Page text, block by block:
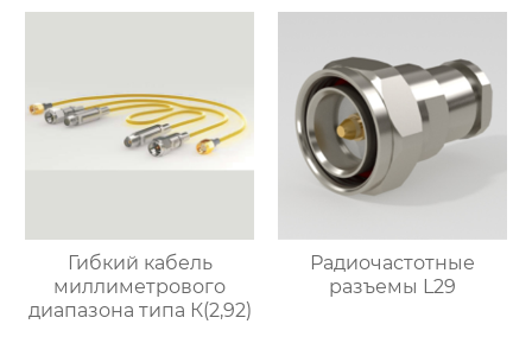
Гибкий кабель
миллиметрового
диапазона типа К(2,92)
Радиочастотные
разъемы L29